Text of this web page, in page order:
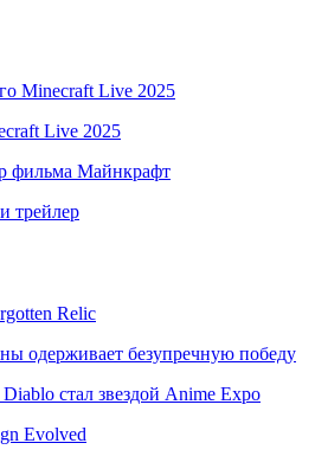
Minecraft Live 2025
Live 2025
фильма Майнкрафт
трейлер
Relic
одерживает безупречную победу
стал звездой Anime Expo
Evolved